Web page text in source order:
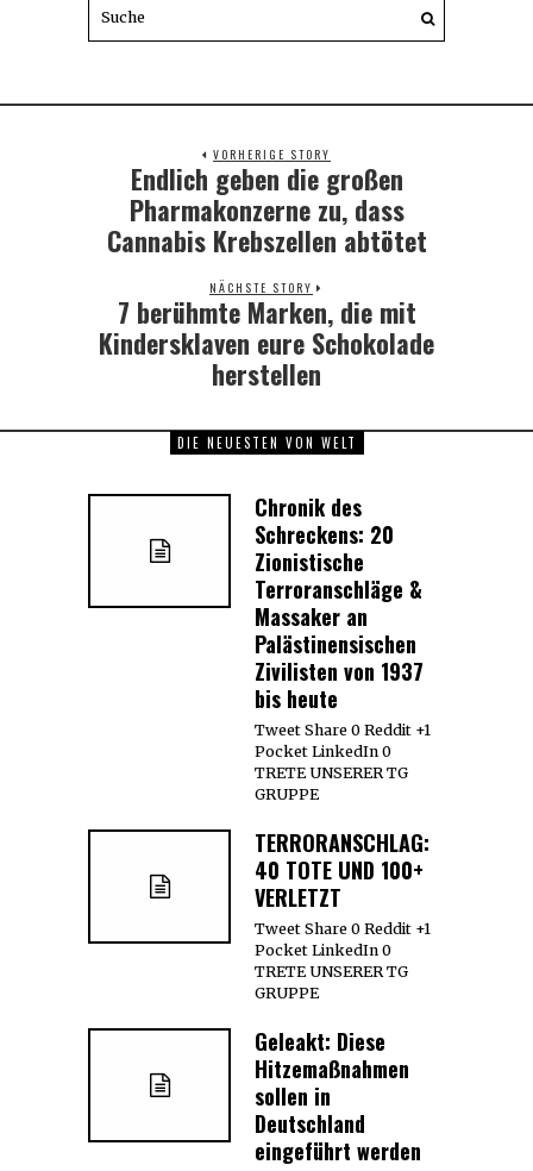
VORHERIGE STORY
Previous
Endlich geben die großen
Pharmakonzerne zu, dass
Cannabis Krebszellen abtötet
NÄCHSTE STORY
Next
7 berühmte Marken, die mit
Kindersklaven eure Schokolade
herstellen
DIE NEUESTEN VON WELT
Chronik des
Schreckens: 20
Zionistische
Terroranschläge &
Massaker an
Palästinensischen
Zivilisten von 1937
bis heute
Tweet Share 0 Reddit +1
Pocket LinkedIn 0
TRETE UNSERER TG
GRUPPE
TERRORANSCHLAG:
40 TOTE UND 100+
VERLETZT
Tweet Share 0 Reddit +1
Pocket LinkedIn 0
TRETE UNSERER TG
GRUPPE
Geleakt: Diese
Hitzemaßnahmen
sollen in
Deutschland
eingeführt werden